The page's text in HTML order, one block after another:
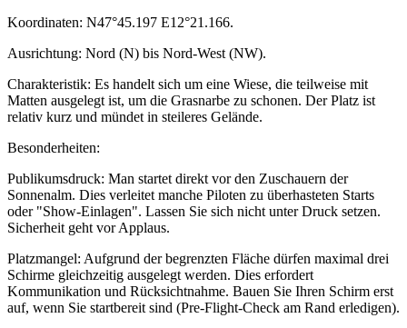
Koordinaten: N47°45.197 E12°21.166.
Ausrichtung: Nord (N) bis Nord-West (NW).
Charakteristik: Es handelt sich um eine Wiese, die teilweise mit
Matten ausgelegt ist, um die Grasnarbe zu schonen. Der Platz ist
relativ kurz und mündet in steileres Gelände.
Besonderheiten:
Publikumsdruck: Man startet direkt vor den Zuschauern der
Sonnenalm. Dies verleitet manche Piloten zu überhasteten Starts
oder "Show-Einlagen". Lassen Sie sich nicht unter Druck setzen.
Sicherheit geht vor Applaus.
Platzmangel: Aufgrund der begrenzten Fläche dürfen maximal drei
Schirme gleichzeitig ausgelegt werden. Dies erfordert
Kommunikation und Rücksichtnahme. Bauen Sie Ihren Schirm erst
auf, wenn Sie startbereit sind (Pre-Flight-Check am Rand erledigen).